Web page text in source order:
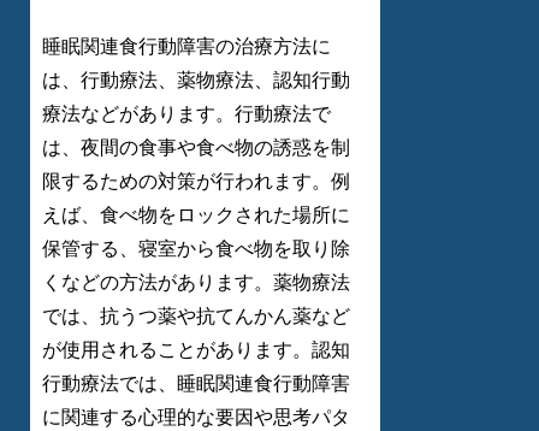
睡眠関連食行動障害の治療方法に
は、行動療法、薬物療法、認知行動
療法などがあります。行動療法で
は、夜間の食事や食べ物の誘惑を制
限するための対策が行われます。例
えば、食べ物をロックされた場所に
保管する、寝室から食べ物を取り除
くなどの方法があります。薬物療法
では、抗うつ薬や抗てんかん薬など
が使用されることがあります。認知
行動療法では、睡眠関連食行動障害
に関連する心理的な要因や思考パタ